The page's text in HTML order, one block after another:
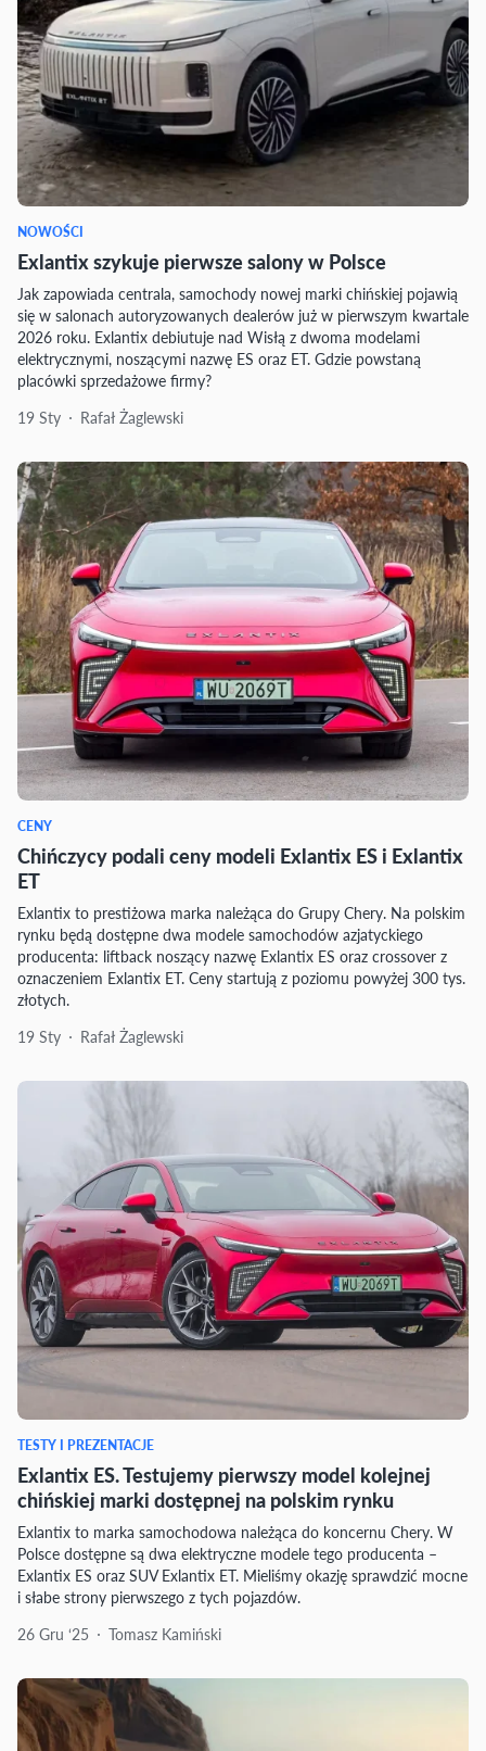
NOWOŚCI
Exlantix szykuje pierwsze salony w Polsce
Jak zapowiada centrala, samochody nowej marki chińskiej pojawią
się w salonach autoryzowanych dealerów już w pierwszym kwartale
2026 roku. Exlantix debiutuje nad Wisłą z dwoma modelami
elektrycznymi, noszącymi nazwę ES oraz ET. Gdzie powstaną
placówki sprzedażowe firmy?
19 Sty
Rafał Żaglewski
CENY
Chińczycy podali ceny modeli Exlantix ES i Exlantix
ET
Exlantix to prestiżowa marka należąca do Grupy Chery. Na polskim
rynku będą dostępne dwa modele samochodów azjatyckiego
producenta: liftback noszący nazwę Exlantix ES oraz crossover z
oznaczeniem Exlantix ET. Ceny startują z poziomu powyżej 300 tys.
złotych.
19 Sty
Rafał Żaglewski
TESTY I PREZENTACJE
Exlantix ES. Testujemy pierwszy model kolejnej
chińskiej marki dostępnej na polskim rynku
Exlantix to marka samochodowa należąca do koncernu Chery. W
Polsce dostępne są dwa elektryczne modele tego producenta –
Exlantix ES oraz SUV Exlantix ET. Mieliśmy okazję sprawdzić mocne
i słabe strony pierwszego z tych pojazdów.
26 Gru ‘25
Tomasz Kamiński